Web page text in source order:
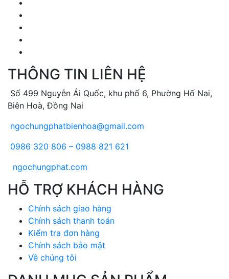
THÔNG TIN LIÊN HỆ
Số 499 Nguyễn Ái Quốc, khu phố 6, Phường Hố Nai,
Biên Hoà, Đồng Nai
ngochungphatbienhoa@gmail.com
0986 320 806 – 0988 821 621
ngochungphat.com
HỖ TRỢ KHÁCH HÀNG
Chính sách giao hàng
Chính sách thanh toán
Kiểm tra đơn hàng
Chính sách bảo mật
Về chúng tôi